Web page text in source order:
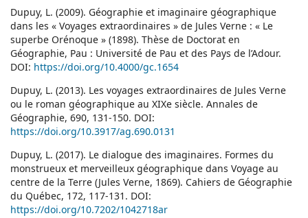
Dupuy, L. (2009). Géographie et imaginaire géographique
dans les « Voyages extraordinaires » de Jules Verne : « Le
superbe Orénoque » (1898). Thèse de Doctorat en
Géographie, Pau : Université de Pau et des Pays de l’Adour.
DOI: https://doi.org/10.4000/gc.1654
Dupuy, L. (2013). Les voyages extraordinaires de Jules Verne
ou le roman géographique au XIXe siècle. Annales de
Géographie, 690, 131-150. DOI:
https://doi.org/10.3917/ag.690.0131
Dupuy, L. (2017). Le dialogue des imaginaires. Formes du
monstrueux et merveilleux géographique dans Voyage au
centre de la Terre (Jules Verne, 1869). Cahiers de Géographie
du Québec, 172, 117-131. DOI:
https://doi.org/10.7202/1042718ar